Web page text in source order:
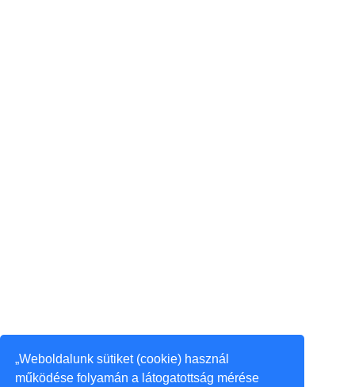
„Weboldalunk sütiket (cookie) használ
működése folyamán a látogatottság mérése